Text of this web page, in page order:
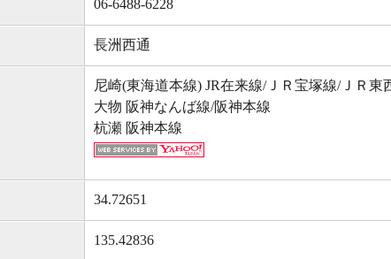
06-6488-6228
長洲西通
尼崎(東海道本線) JR在来線/ＪＲ宝塚線/ＪＲ東
大物 阪神なんば線/阪神本線
杭瀬 阪神本線
34.72651
135.42836